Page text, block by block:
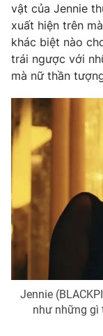
Theo dõi báo trên
Cơ quan chủ quản:
Cơ quan báo chí:
Giấy phép hoạt
cấp ngày 29/12/
Tổng Biên tập:
Vũ
Phó Tổng Biên tập:
Nguyễn Trọng Ninh
Tổng đài VTV:
Ðiện thoại Thời báo
Email:
Liên hệ quảng cáo:
vật của Jennie
xuất hiện trên
khác biệt nào
trái ngược với
mà nữ thần
Jennie
như những gì